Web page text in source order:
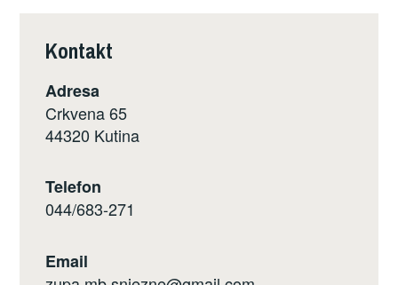
Kontakt
Adresa
Crkvena 65
44320 Kutina
Telefon
044/683-271
Email